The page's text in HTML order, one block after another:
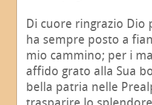
Di cuore ringrazio Dio
ha sempre posto a
mio cammino; per i
affido grato alla Sua
bella patria nelle